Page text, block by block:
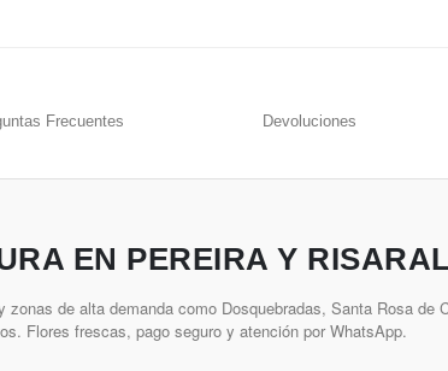
Frecuentes Devoluciones
EN PEREIRA Y
de alta demanda como Dosquebradas, Santa Rosa de
Flores frescas, pago seguro y atención por WhatsApp.